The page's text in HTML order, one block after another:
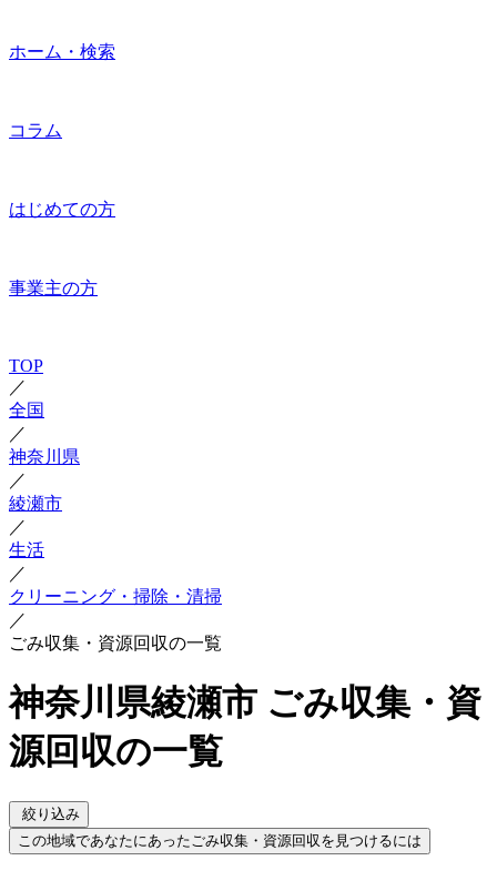
ホーム・検索
コラム
はじめての方
事業主の方
TOP
／
全国
／
神奈川県
／
綾瀬市
／
生活
／
クリーニング・掃除・清掃
／
ごみ収集・資源回収の一覧
神奈川県綾瀬市 ごみ収集・資
源回収の一覧
絞り込み
この地域であなたにあったごみ収集・資源回収を見つけるには